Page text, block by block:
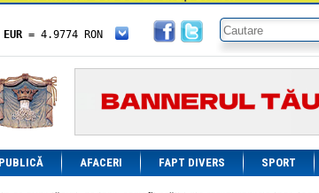
= 4.9774 RON
= 5.8304 RON
= 464.4611 RON
= 1.1933 RON
AUD= 2.7957 RON
BGN= 2.5449 RON
= 3.1559 RON
= 5.2813 RON
AFACERI FAPT DIVERS SPORT